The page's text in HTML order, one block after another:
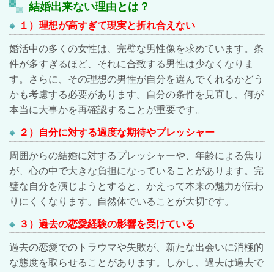
結婚出来ない理由とは？
１）理想が高すぎて現実と折れ合えない
婚活中の多くの女性は、完璧な男性像を求めています。条
件が多すぎるほど、それに合致する男性は少なくなりま
す。さらに、その理想の男性が自分を選んでくれるかどう
かも考慮する必要があります。自分の条件を見直し、何が
本当に大事かを再確認することが重要です。
２）自分に対する過度な期待やプレッシャー
周囲からの結婚に対するプレッシャーや、年齢による焦り
が、心の中で大きな負担になっていることがあります。完
璧な自分を演じようとすると、かえって本来の魅力が伝わ
りにくくなります。自然体でいることが大切です。
３）過去の恋愛経験の影響を受けている
過去の恋愛でのトラウマや失敗が、新たな出会いに消極的
な態度を取らせることがあります。しかし、過去は過去で